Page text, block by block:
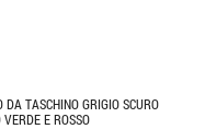
TASCHINO GRIGIO SCURO
VERDE E ROSSO